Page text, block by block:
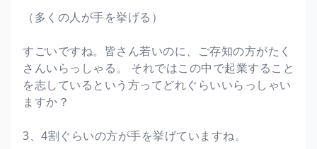
（多くの人が手を挙げる）
すごいですね。皆さん若いのに、ご存知の方がたく
さんいらっしゃる。 それではこの中で起業すること
を志しているという方ってどれぐらいいらっしゃい
ますか？
3、4割ぐらいの方が手を挙げていますね。